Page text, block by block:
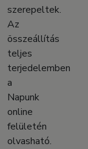
szerepeltek.
Az
összeállítás
teljes
terjedelemben
a
Napunk
online
felületén
olvasható.